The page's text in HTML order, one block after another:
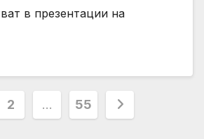
в презентации на
2 … 55